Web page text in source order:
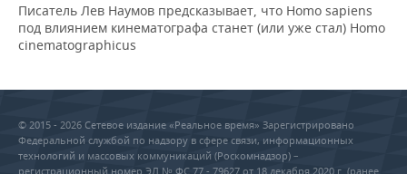
Писатель Лев Наумов предсказывает, что Homo sapiens
под влиянием кинематографа станет (или уже стал) Homo
cinematographicus
© 2015 - 2026 Сетевое издание «Реальное время» Зарегистрировано
Федеральной службой по надзору в сфере связи, информационных
технологий и массовых коммуникаций (Роскомнадзор) –
регистрационный номер ЭЛ № ФС 77 - 79627 от 18 декабря 2020 г. (ранее